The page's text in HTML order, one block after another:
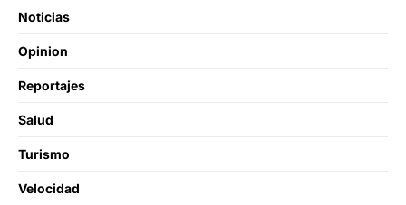
Noticias
Opinion
Reportajes
Salud
Turismo
Velocidad